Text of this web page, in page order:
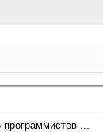
...